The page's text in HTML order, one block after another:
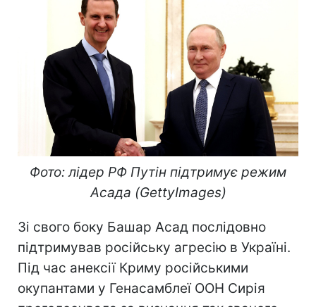
Фото: лідер РФ Путін підтримує режим
Асада (GettyImages)
Зі свого боку Башар Асад послідовно
підтримував російську агресію в Україні.
Під час анексії Криму російськими
окупантами у Генасамблеї ООН Сирія